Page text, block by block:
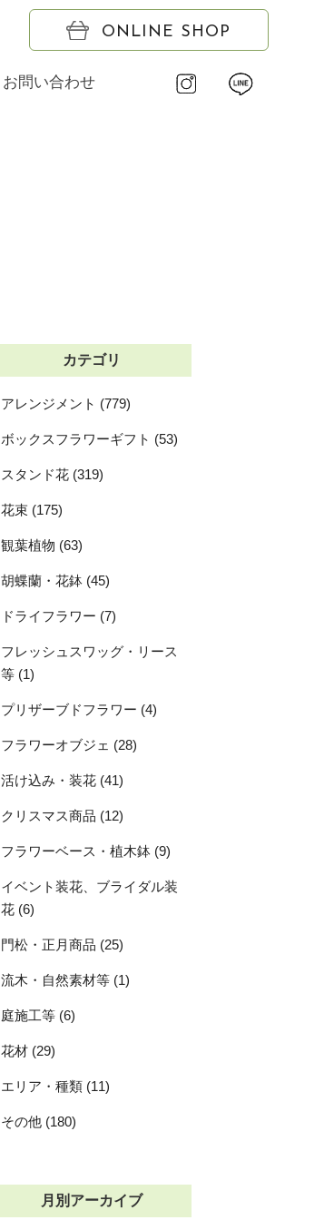
ONLINE SHOP
お問い合わせ
カテゴリ
アレンジメント (779)
ボックスフラワーギフト (53)
スタンド花 (319)
花束 (175)
観葉植物 (63)
胡蝶蘭・花鉢 (45)
ドライフラワー (7)
フレッシュスワッグ・リース
等 (1)
プリザーブドフラワー (4)
フラワーオブジェ (28)
活け込み・装花 (41)
クリスマス商品 (12)
フラワーベース・植木鉢 (9)
イベント装花、ブライダル装
花 (6)
門松・正月商品 (25)
流木・自然素材等 (1)
庭施工等 (6)
花材 (29)
エリア・種類 (11)
その他 (180)
月別アーカイブ